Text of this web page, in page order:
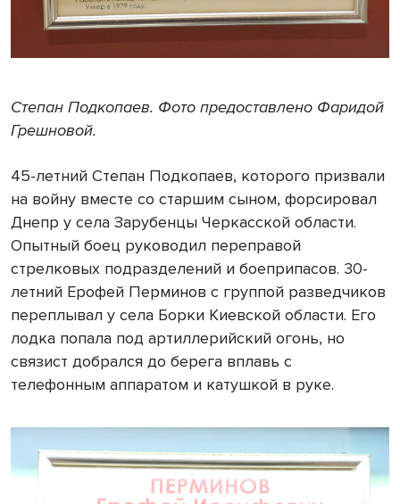
Степан Подкопаев. Фото предоставлено Фаридой
Грешновой.
45-летний Степан Подкопаев, которого призвали
на войну вместе со старшим сыном, форсировал
Днепр у села Зарубенцы Черкасской области.
Опытный боец руководил переправой
стрелковых подразделений и боеприпасов. 30-
летний Ерофей Перминов с группой разведчиков
переплывал у села Борки Киевской области. Его
лодка попала под артиллерийский огонь, но
связист добрался до берега вплавь с
телефонным аппаратом и катушкой в руке.